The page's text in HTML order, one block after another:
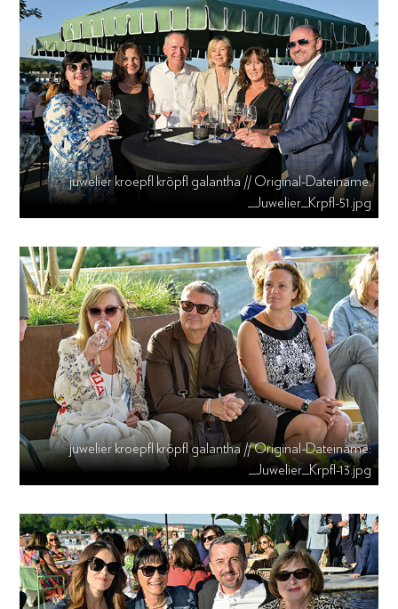
juwelier kroepfl kröpfl galantha // Original-Dateiname:
_Juwelier_Krpfl-51.jpg
juwelier kroepfl kröpfl galantha // Original-Dateiname:
_Juwelier_Krpfl-13.jpg